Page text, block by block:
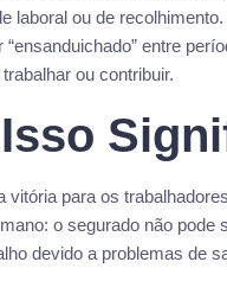
laboral ou de
entre
ou contribuir.
vitória para os
o segurado não
devido a problemas de